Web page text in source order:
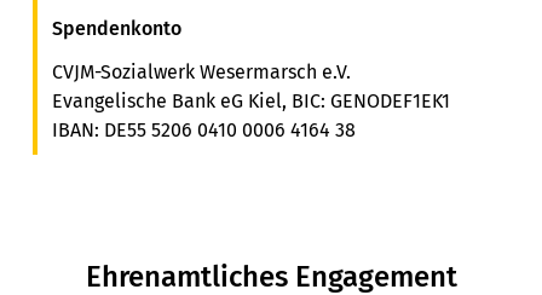
Spendenkonto
CVJM-Sozialwerk Wesermarsch e.V.
Evangelische Bank eG Kiel, BIC: GENODEF1EK1
IBAN: DE55 5206 0410 0006 4164 38
Ehrenamtliches Engagement